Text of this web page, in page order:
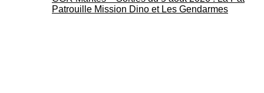
Patrouille Mission Dino et Les Gendarmes